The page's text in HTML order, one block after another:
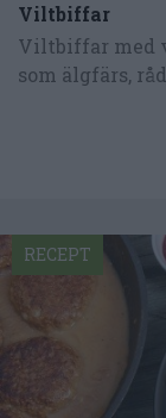
Viltbiffar
Viltbiffar med
som älgfärs,
RECEPT